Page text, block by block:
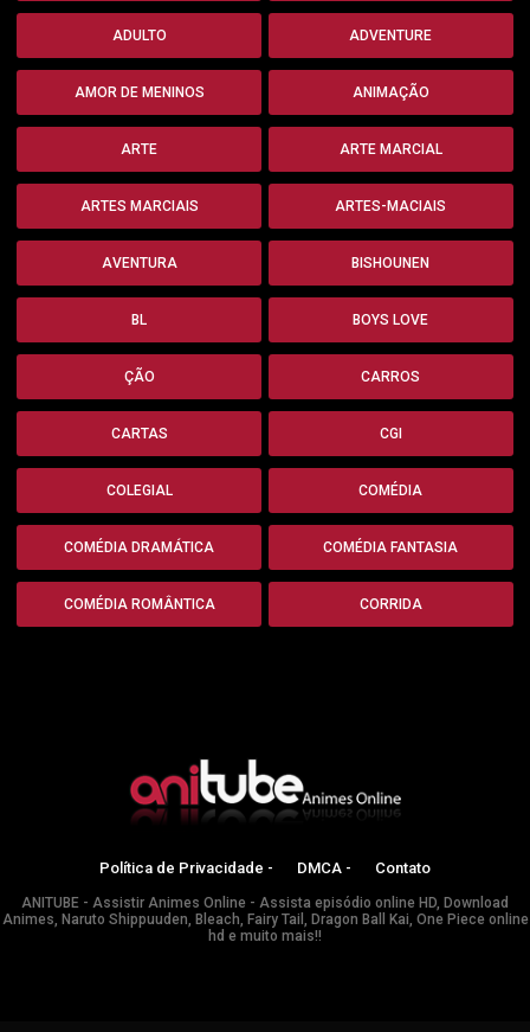
ADULTO ADVENTURE
AMOR DE MENINOS ANIMAÇÃO
ARTE ARTE MARCIAL
ARTES MARCIAIS ARTES-MACIAIS
AVENTURA BISHOUNEN
BL BOYS LOVE
ÇÃO CARROS
CARTAS CGI
COLEGIAL COMÉDIA
COMÉDIA DRAMÁTICA COMÉDIA FANTASIA
COMÉDIA ROMÂNTICA CORRIDA
Política de Privacidade - DMCA - Contato
ANITUBE - Assistir Animes Online - Assista episódio online HD, Download
Animes, Naruto Shippuuden, Bleach, Fairy Tail, Dragon Ball Kai, One Piece online
hd e muito mais!!